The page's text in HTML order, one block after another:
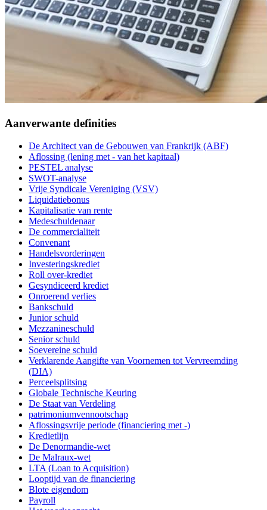
Aanverwante definities
De Architect van de Gebouwen van Frankrijk (ABF)
Aflossing (lening met - van het kapitaal)
PESTEL analyse
SWOT-analyse
Vrije Syndicale Vereniging (VSV)
Liquidatiebonus
Kapitalisatie van rente
Medeschuldenaar
De commercialiteit
Convenant
Handelsvorderingen
Investeringskrediet
Roll over-krediet
Gesyndiceerd krediet
Onroerend verlies
Bankschuld
Junior schuld
Mezzanineschuld
Senior schuld
Soevereine schuld
Verklarende Aangifte van Voornemen tot Vervreemding
(DIA)
Perceelsplitsing
Globale Technische Keuring
De Staat van Verdeling
patrimoniumvennootschap
Aflossingsvrije periode (financiering met -)
Kredietlijn
De Denormandie-wet
De Malraux-wet
LTA (Loan to Acquisition)
Looptijd van de financiering
Blote eigendom
Payroll